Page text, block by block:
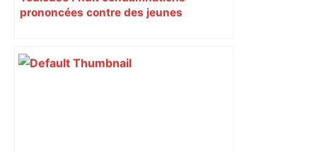
prononcées contre des jeunes